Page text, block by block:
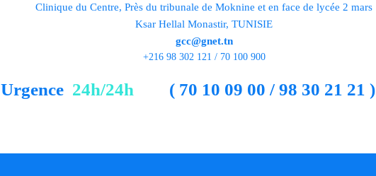
Clinique du Centre, Près du tribunale de Moknine et en face de lycée 2 mars
Ksar Hellal Monastir, TUNISIE
gcc@gnet.tn
+216 98 302 121 / 70 100 900
Urgence 24h/24h ( 70 10 09 00 / 98 30 21 21 )